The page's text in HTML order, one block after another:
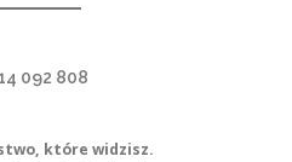
092 808
które widzisz.